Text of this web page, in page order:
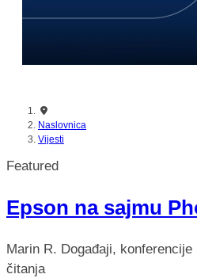
Naslovnica
Vijesti
Featured
Epson na sajmu
Marin R. Događaji, konferencije
čitanja